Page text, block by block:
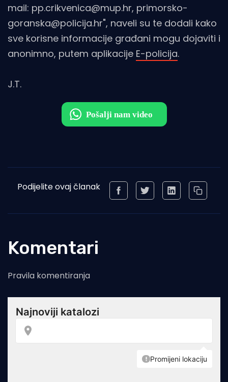
mail: pp.crikvenica@mup.hr, primorsko-
goranska@policija.hr", naveli su te dodali kako
sve korisne informacije građani mogu dojaviti i
anonimno, putem aplikacije E-policija.
J.T.
Podijelite ovaj članak
Komentari
Pravila komentiranja